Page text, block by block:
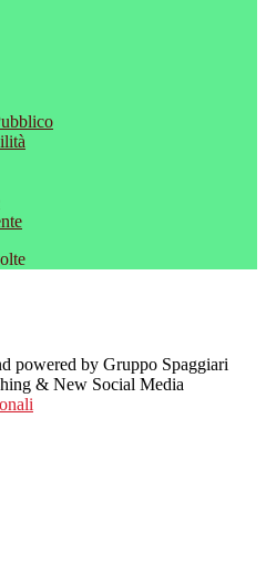
powered by Gruppo Spaggiari
& New Social Media